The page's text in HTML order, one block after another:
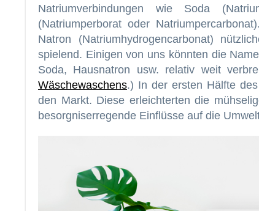
Natriumverbindungen wie Soda
(Natriumperborat oder
Natron (Natriumhydrogencarbonat)
spielend. Einigen von uns könnten die
Soda, Hausnatron usw. relativ weit
Wäschewaschens.) In der ersten Hälfte
den Markt. Diese erleichterten die
besorgniserregende Einflüsse auf die